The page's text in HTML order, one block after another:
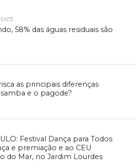
58% das águas residuais são
as principais diferenças
e o pagode?
Festival Dança para Todos
e premiação e ao CEU
do Mar, no Jardim Lourdes